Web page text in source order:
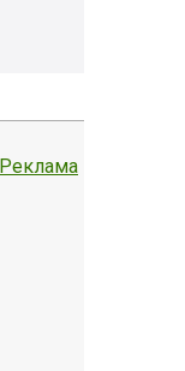
Реклама